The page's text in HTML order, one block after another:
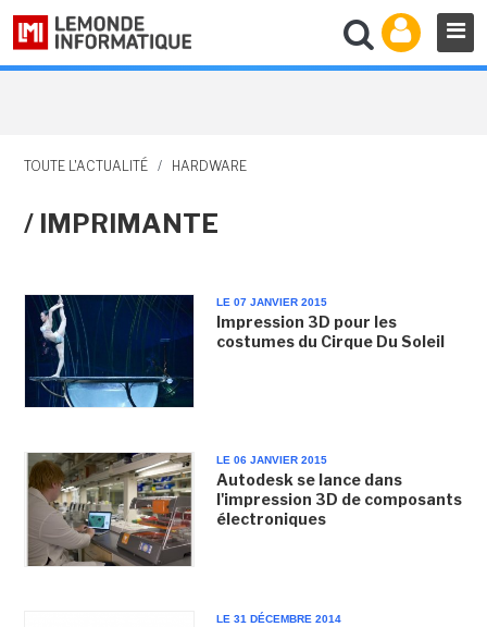
TOUTE L'ACTUALITÉ / HARDWARE
/ IMPRIMANTE
LE 07 JANVIER 2015
Impression 3D pour les
costumes du Cirque Du Soleil
LE 06 JANVIER 2015
Autodesk se lance dans
l'impression 3D de composants
électroniques
LE 31 DÉCEMBRE 2014